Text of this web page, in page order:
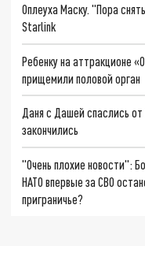
Оплеуха Маску. "Пора
Starlink
Ребенку на аттракционе
прищемили половой орган
Даня с Дашей спаслись
закончились
"Очень плохие новости":
НАТО впервые за СВО
приграничье?